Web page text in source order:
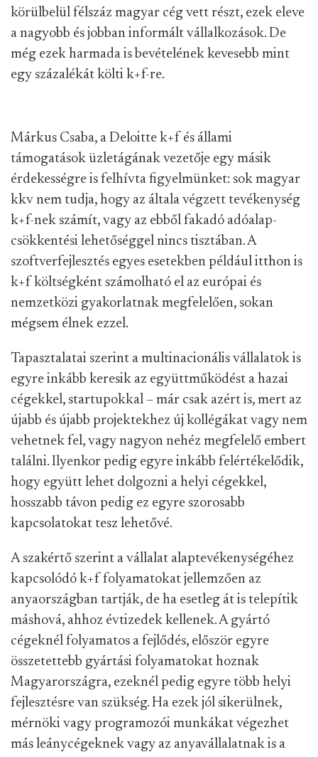
körülbelül félszáz magyar cég vett részt, ezek eleve
a nagyobb és jobban informált vállalkozások. De
még ezek harmada is bevételének kevesebb mint
egy százalékát költi k+f-re.
Márkus Csaba, a Deloitte k+f és állami
támogatások üzletágának vezetője egy másik
érdekességre is felhívta figyelmünket: sok magyar
kkv nem tudja, hogy az általa végzett tevékenység
k+f-nek számít, vagy az ebből fakadó adóalap-
csökkentési lehetőséggel nincs tisztában. A
szoftverfejlesztés egyes esetekben például itthon is
k+f költségként számolható el az európai és
nemzetközi gyakorlatnak megfelelően, sokan
mégsem élnek ezzel.
Tapasztalatai szerint a multinacionális vállalatok is
egyre inkább keresik az együttműködést a hazai
cégekkel, startupokkal – már csak azért is, mert az
újabb és újabb projektekhez új kollégákat vagy nem
vehetnek fel, vagy nagyon nehéz megfelelő embert
találni. Ilyenkor pedig egyre inkább felértékelődik,
hogy együtt lehet dolgozni a helyi cégekkel,
hosszabb távon pedig ez egyre szorosabb
kapcsolatokat tesz lehetővé.
A szakértő szerint a vállalat alaptevékenységéhez
kapcsolódó k+f folyamatokat jellemzően az
anyaországban tartják, de ha esetleg át is telepítik
máshová, ahhoz évtizedek kellenek. A gyártó
cégeknél folyamatos a fejlődés, először egyre
összetettebb gyártási folyamatokat hoznak
Magyarországra, ezeknél pedig egyre több helyi
fejlesztésre van szükség. Ha ezek jól sikerülnek,
mérnöki vagy programozói munkákat végezhet
más leánycégeknek vagy az anyavállalatnak is a